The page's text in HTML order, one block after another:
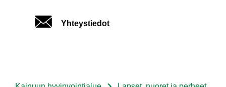
Yhteystiedot